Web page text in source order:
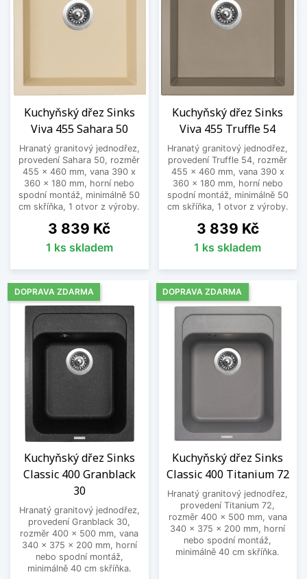
Kuchyňský dřez Sinks
Viva 455 Sahara 50
Hranatý granitový jednodřez,
provedení Sahara 50, rozměr
455 x 460 mm, vana 390 x
360 x 180 mm, horní nebo
spodní montáž, minimálně 50
cm skříňka, 1 otvor z výroby.
Cena
3 839 Kč
1 ks skladem
Kuchyňský dřez Sinks
Viva 455 Truffle 54
Hranatý granitový jednodřez,
provedení Truffle 54, rozměr
455 x 460 mm, vana 390 x
360 x 180 mm, horní nebo
spodní montáž, minimálně 50
cm skříňka, 1 otvor z výroby.
Cena
3 839 Kč
1 ks skladem
Kuchyňský dřez Sinks
Classic 400 Granblack
30
Hranatý granitový jednodřez,
provedení Granblack 30,
rozměr 400 x 500 mm, vana
340 x 375 x 200 mm, horní
nebo spodní montáž,
minimálně 40 cm skříňka.
DOPRAVA ZDARMA
Kuchyňský dřez Sinks
Classic 400 Titanium 72
Hranatý granitový jednodřez,
provedení Titanium 72,
rozměr 400 x 500 mm, vana
340 x 375 x 200 mm, horní
nebo spodní montáž,
minimálně 40 cm skříňka.
DOPRAVA ZDARMA